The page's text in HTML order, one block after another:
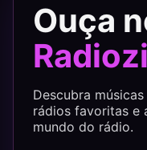
Ouça
Descubra
rádios favoritas e
mundo do rádio.